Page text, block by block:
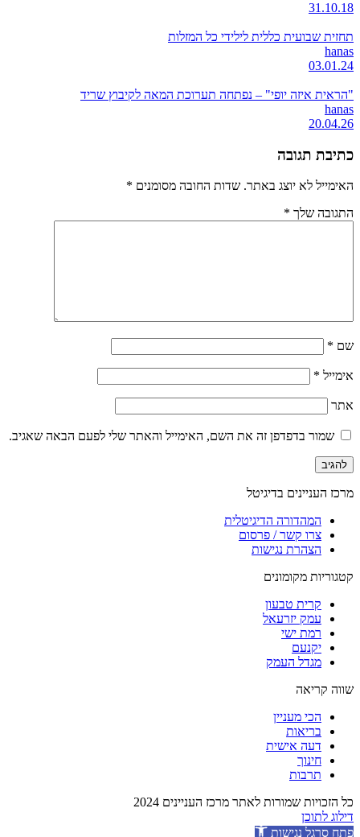
31.10.18
תחזית שבועית כללית לילידי כל המזלות
hanas
03.01.24
"הראית איזה יופי" – נפתחה תערוכת המאה לקיבוץ שריד
hanas
20.04.26
כתיבת תגובה
האימייל לא יוצג באתר. שדות החובה מסומנים *
התגובה שלך *
שם *
אימייל *
אתר
שמור בדפדפן זה את השם, האימייל והאתר שלי לפעם הבאה שאגיב.
מרכז העניינים בדיגיטל
המהדורה הדיגיטלית
צרו קשר / פרסום
הצהרת נגישות
קטגוריות מקומונים
קרית טבעון
עמק יזרעאל
רמת ישי
יקנעם
מגדל העמק
שווה קריאה
הכי מעניין
בריאות
דעה אישית
חינוך
תרבות
כל הזכויות שמורות לאתר מרכז העניינים 2024
דילוג לתוכן
פתח סרגל נגישות